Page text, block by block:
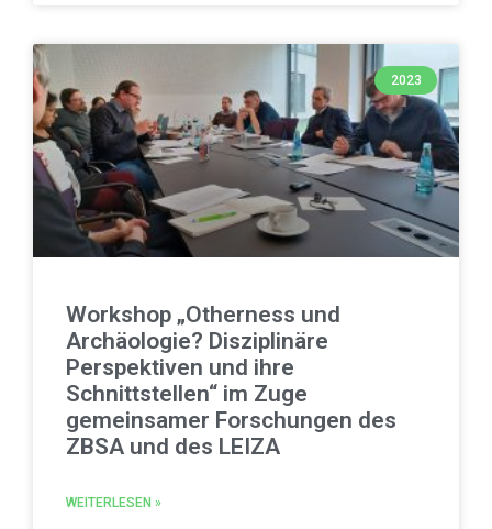
2023
Workshop „Otherness und
Archäologie? Disziplinäre
Perspektiven und ihre
Schnittstellen“ im Zuge
gemeinsamer Forschungen des
ZBSA und des LEIZA
WEITERLESEN »